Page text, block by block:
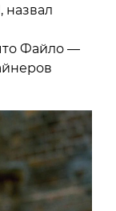
назвал
Файло —